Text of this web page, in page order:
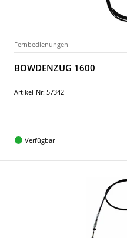
Fernbedienungen
BOWDENZUG 1600
Artikel-Nr: 57342
Verfügbar